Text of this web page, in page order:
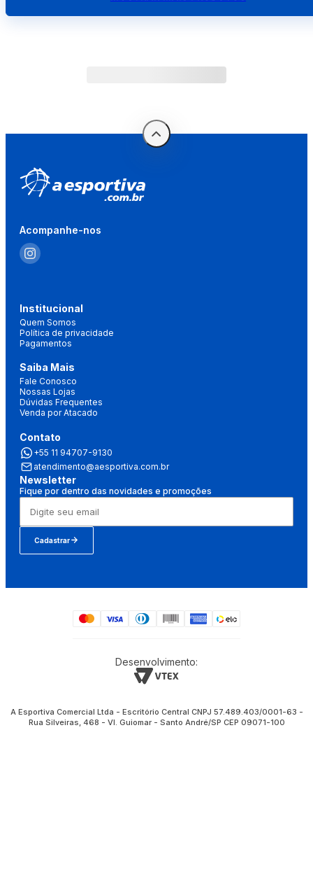
Acompanhe-nos
Institucional
Quem Somos
Política de privacidade
Pagamentos
Saiba Mais
Fale Conosco
Nossas Lojas
Dúvidas Frequentes
Venda por Atacado
Contato
+55 11 94707-9130
atendimento@aesportiva.com.br
Newsletter
Fique por dentro das novidades e promoções
Cadastrar
Desenvolvimento:
A Esportiva Comercial Ltda - Escritório Central CNPJ 57.489.403/0001-63 -
Rua Silveiras, 468 - Vl. Guiomar - Santo André/SP CEP 09071-100